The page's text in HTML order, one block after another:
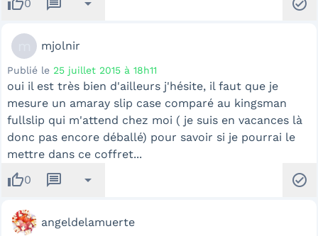
thumb_up0 message arrow_drop_down check_circle
mjolnir
Publié le 25 juillet 2015 à 18h11
oui il est très bien d'ailleurs j'hésite, il faut que je
mesure un amaray slip case comparé au kingsman
fullslip qui m'attend chez moi ( je suis en vacances là
donc pas encore déballé) pour savoir si je pourrai le
mettre dans ce coffret...
thumb_up0 message arrow_drop_down check_circle
angeldelamuerte